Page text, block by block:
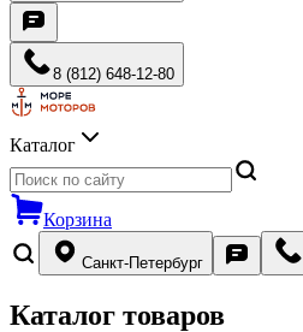
8 (812) 648-12-80
Каталог
Корзина
Санкт-Петербург
Каталог товаров